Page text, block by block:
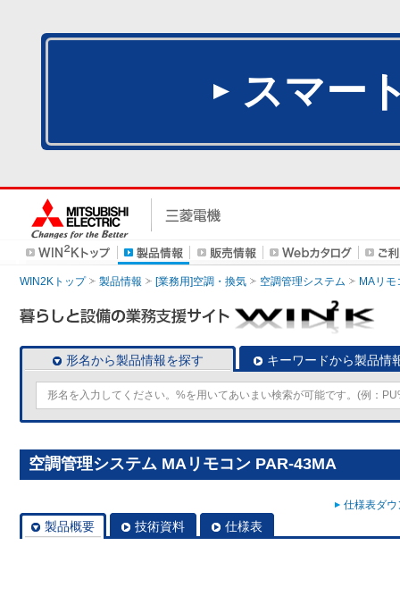
スマー
WIN2Kトップ 製品情報 [業務用]空調・換気 空調管理システム MAリモ
形名から製品情報を探す キーワードから製品情
空調管理システム MAリモコン PAR-43MA
仕様表ダ
製品概要 技術資料 仕様表